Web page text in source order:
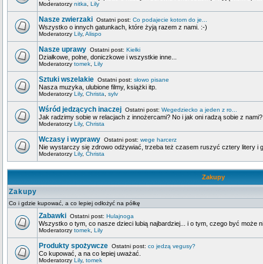
Moderatorzy nitka Lily
Nasze zwierzaki Ostatni post: Co podajecie kotom do je...
Wszystko o innych gatunkach, które żyją razem z nami. :-)
Moderatorzy Lily, Alispo
Nasze uprawy Ostatni post: Kiełki
Działkowe, polne, doniczkowe i wszystkie inne...
Moderatorzy tomek Lily
Sztuki wszelakie Ostatni post: słowo pisane
Nasza muzyka, ulubione filmy, książki itp.
Moderatorzy Lily, Christa sylv
Wśród jedzących inaczej Ostatni post: Wegedziecko a jeden z ro...
Jak radzimy sobie w relacjach z innożercami? No i jak oni radzą sobie z nami?
Moderatorzy Lily, Christa
Wczasy i wyprawy Ostatni post: wege harcerz
Nie wystarczy się zdrowo odżywiać, trzeba też czasem ruszyć cztery litery i
Moderatorzy Lily, Christa
Zakupy
Zakupy
Co i gdzie kupować, a co lepiej odłożyć na półkę
Zabawki Ostatni post: Hulajnoga
Wszystko o tym, co nasze dzieci lubią najbardziej... i o tym, czego być może
Moderatorzy tomek Lily
Produkty spożywcze Ostatni post: co jedzą vegusy?
Co kupować, a na co lepiej uważać.
Moderatorzy Lily, tomek